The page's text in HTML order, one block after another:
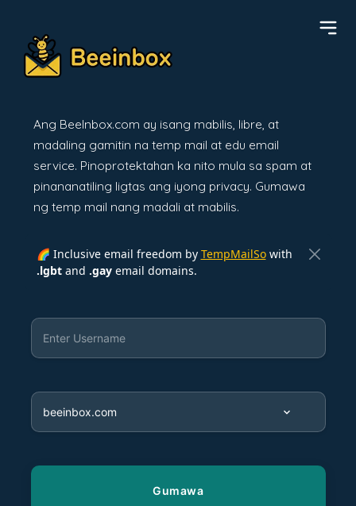
Ang BeeInbox.com ay isang mabilis, libre, at
madaling gamitin na temp mail at edu email
service. Pinoprotektahan ka nito mula sa spam at
pinananatiling ligtas ang iyong privacy. Gumawa
ng temp mail nang madali at mabilis.
🌈 Inclusive email freedom by TempMailSowith
.lgbtand .gayemail domains.